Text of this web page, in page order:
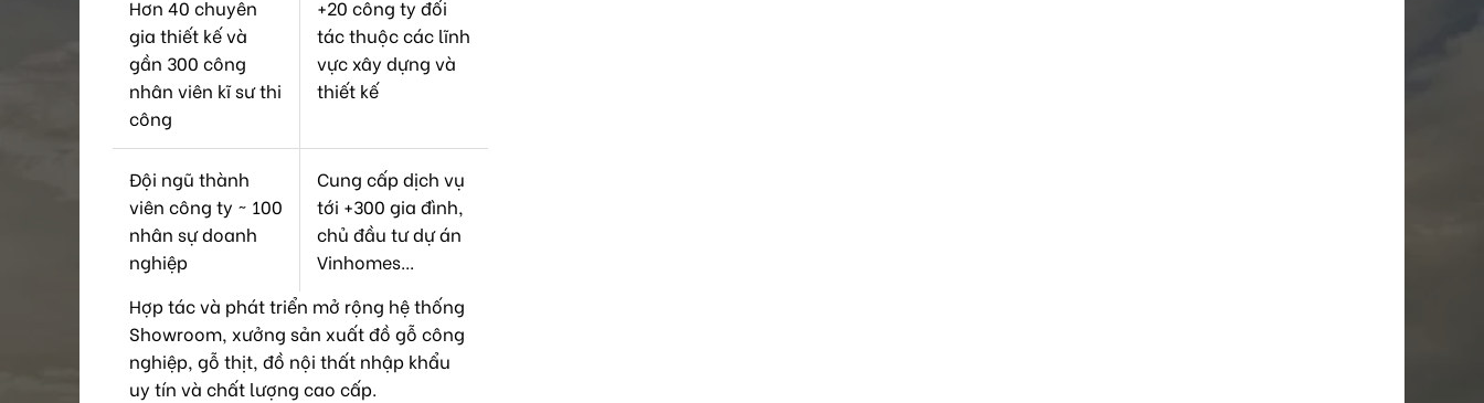
Hơn 40 chuyên
gia thiết kế và
gần 300 công
nhân viên kĩ sư thi
công
+20 công ty đối
tác thuộc các lĩnh
vực xây dựng và
thiết kế
Đội ngũ thành
viên công ty ~ 100
nhân sự doanh
nghiệp
Cung cấp dịch vụ
tới +300 gia đình,
chủ đầu tư dự án
Vinhomes...
Hợp tác và phát triển mở rộng hệ thống
Showroom, xưởng sản xuất đồ gỗ công
nghiệp, gỗ thịt, đồ nội thất nhập khẩu
uy tín và chất lượng cao cấp.